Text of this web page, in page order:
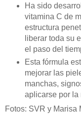
Ha sido
vitamina C de
estructura
liberar toda su
el paso del
Esta fórmula
mejorar las
manchas,
aplicarse por la
Fotos: SVR y Marisa